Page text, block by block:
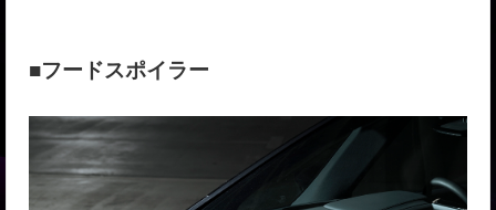
■フードスポイラー